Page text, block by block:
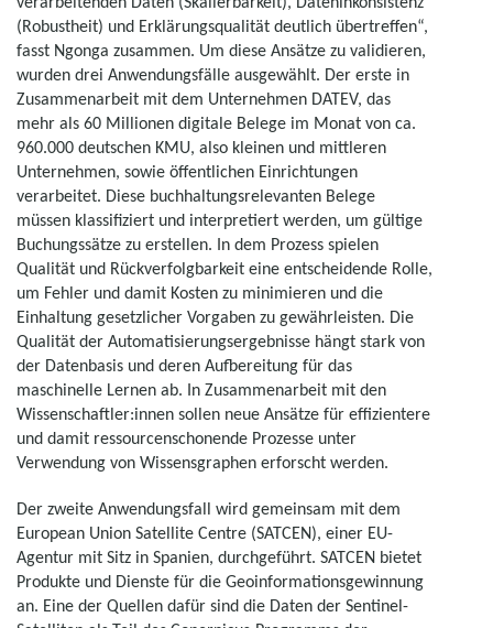
(Robustheit) und Erklärungsqualität deutlich übertreffen“,
fasst Ngonga zusammen. Um diese Ansätze zu validieren,
wurden drei Anwendungsfälle ausgewählt. Der erste in
Zusammenarbeit mit dem Unternehmen DATEV, das
mehr als 60 Millionen digitale Belege im Monat von ca.
960.000 deutschen KMU, also kleinen und mittleren
Unternehmen, sowie öffentlichen Einrichtungen
verarbeitet. Diese buchhaltungsrelevanten Belege
müssen klassifiziert und interpretiert werden, um gültige
Buchungssätze zu erstellen. In dem Prozess spielen
Qualität und Rückverfolgbarkeit eine entscheidende Rolle,
um Fehler und damit Kosten zu minimieren und die
Einhaltung gesetzlicher Vorgaben zu gewährleisten. Die
Qualität der Automatisierungsergebnisse hängt stark von
der Datenbasis und deren Aufbereitung für das
maschinelle Lernen ab. In Zusammenarbeit mit den
Wissenschaftler:innen sollen neue Ansätze für effizientere
und damit ressourcenschonende Prozesse unter
Verwendung von Wissensgraphen erforscht werden.
Der zweite Anwendungsfall wird gemeinsam mit dem
European Union Satellite Centre (SATCEN), einer EU-
Agentur mit Sitz in Spanien, durchgeführt. SATCEN bietet
Produkte und Dienste für die Geoinformationsgewinnung
an. Eine der Quellen dafür sind die Daten der Sentinel-